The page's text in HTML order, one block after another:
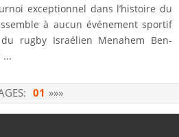
exceptionnel dans l’histoire du
à aucun événement sportif
rugby Israélien Menahem Ben-
...
01 »»»